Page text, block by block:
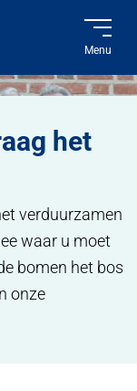
Menu
het de energiecoach!
het
verduurzamen
waar u moet
bomen het bos
onze